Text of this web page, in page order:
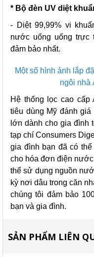
* Bộ đèn UV diệt
- Diệt 99,99% vi
nước uống uống trực
đảm bảo nhất.
Một số hình ảnh lắp
ngôi nhà
Hệ thống lọc cao cấp
tiêu dùng Mỹ đánh
lớn dành cho gia đình
tạp chí Consumers
gia đình bạn đã có
cho hóa đơn điện
thể sử dụng nguồn
kỳ nơi dâu trong căn
chúng tôi đảm bảo
bạn và gia đình.
SẢN PHẨM LIÊN